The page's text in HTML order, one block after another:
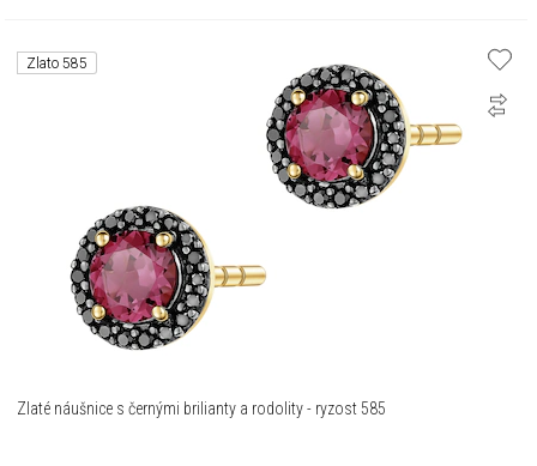
Zlato 585
Zlaté náušnice s černými brilianty a rodolity - ryzost 585